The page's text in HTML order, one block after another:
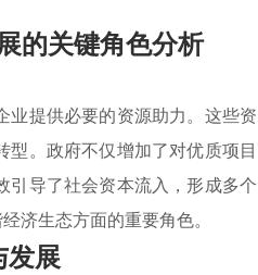
的关键角色分析
业提供必要的资源助力。这些资
。政府不仅增加了对优质项目
引导了社会资本流入，形成多个
济生态方面的重要角色。
发展